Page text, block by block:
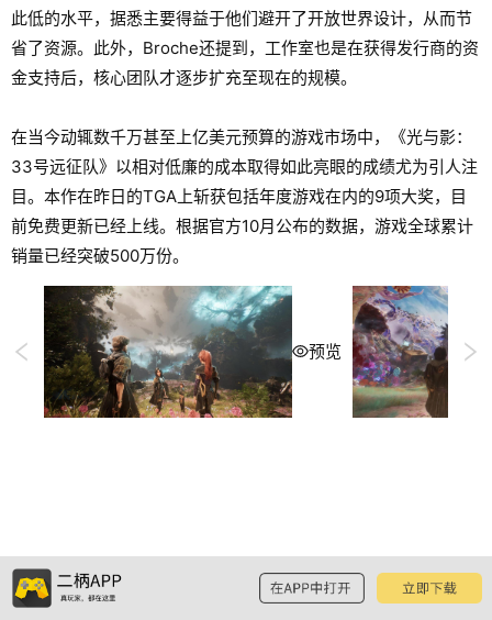
此低的水平，据悉主要得益于他们避开了开放世界设计，从而节
省了资源。此外，Broche还提到，工作室也是在获得发行商的资
金支持后，核心团队才逐步扩充至现在的规模。
在当今动辄数千万甚至上亿美元预算的游戏市场中，《光与影：
33号远征队》以相对低廉的成本取得如此亮眼的成绩尤为引人注
目。本作在昨日的TGA上斩获包括年度游戏在内的9项大奖，目
前免费更新已经上线。根据官方10月公布的数据，游戏全球累计
销量已经突破500万份。
预览